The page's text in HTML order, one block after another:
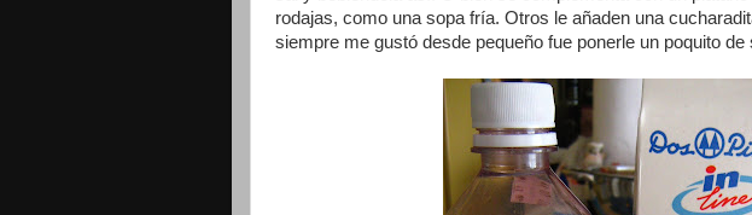
rodajas, como una sopa fría. Otros le añaden una
siempre me gustó desde pequeño fue ponerle un poquito de